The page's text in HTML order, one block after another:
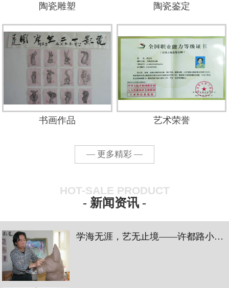
陶瓷雕塑 陶瓷鉴定
书画作品 艺术荣誉
— 更多精彩 —
HOT-SALE PRODUCT
- 新闻资讯 -
学海无涯，艺无止境——许都路小学三四中队蓝花小队陶瓷艺术学习之旅